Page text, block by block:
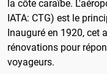
la côte caraïbe.
IATA: CTG) est le
Inauguré en 1920, cet
rénovations pour
voyageurs.